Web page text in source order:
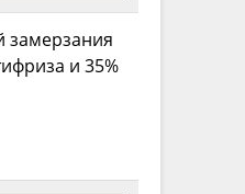
замерзания
и 35%